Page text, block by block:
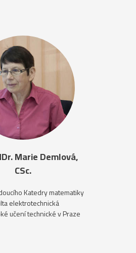
Marie Demlová,
CSc.
Katedry matematiky
elektrotechnická
učení technické v Praze